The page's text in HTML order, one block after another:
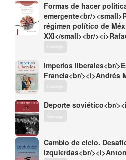
Formas de hacer
emergente<br/
régimen político de
XXI</small><br/
Descargar
Imperios liberales<br/
Francia<br/><i>Andrés
Descargar
Deporte soviético<br/
Descargar
Cambio de ciclo.
izquierdas<br/